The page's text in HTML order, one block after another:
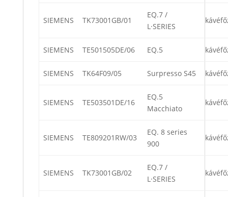
SIEMENS TK73001GB/01
EQ.7 /
L·SERIES
SIEMENS TE501505DE/06 EQ.5
SIEMENS TK64F09/05 Surpresso S45
SIEMENS TE503501DE/16
EQ.5
Macchiato
SIEMENS TE809201RW/03
EQ. 8 series
900
SIEMENS TK73001GB/02
EQ.7 /
L·SERIES